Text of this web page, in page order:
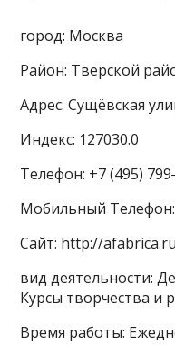
город: Москва
Район: Тверской
Адрес: Сущёвская
Индекс: 127030.0
Телефон: +7 (495)
Мобильный
Сайт: http://afabrica.ru
вид деятельности:
Курсы творчества и
Время работы: